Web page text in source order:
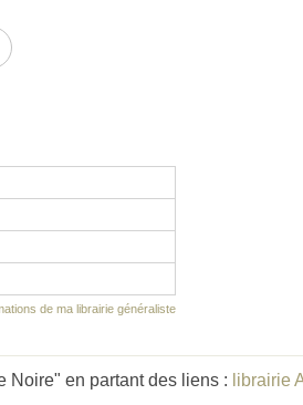
de ma librairie généraliste
Noire" en partant des liens : librairie